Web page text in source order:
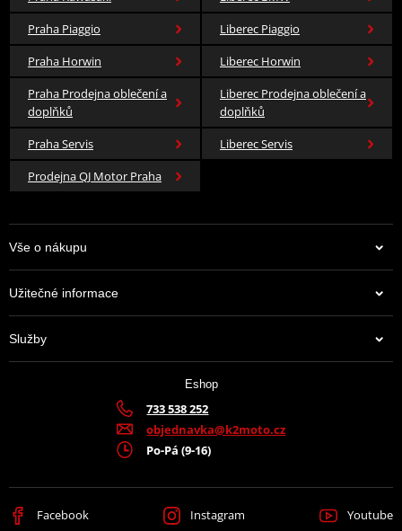
Praha Piaggio
Liberec Piaggio
Praha Horwin
Liberec Horwin
Praha Prodejna oblečení a
doplňků
Liberec Prodejna oblečení a
doplňků
Praha Servis
Liberec Servis
Prodejna QJ Motor Praha
Vše o nákupu
Užitečné informace
Služby
Eshop
733 538 252
objednavka@k2moto.cz
Po-Pá (9-16)
Facebook Instagram Youtube